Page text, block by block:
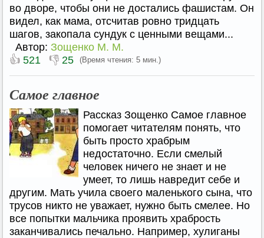
во дворе, чтобы они не достались фашистам. Он
видел, как мама, отсчитав ровно тридцать
шагов, закопала сундук с ценными вещами...
Автор: Зощенко М. М.
👍 521 👎 25 (Время чтения: 5 мин.)
Самое главное
Рассказ Зощенко Самое главное
помогает читателям понять, что
быть просто храбрым
недостаточно. Если смелый
человек ничего не знает и не
умеет, то лишь навредит себе и
другим. Мать учила своего маленького сына, что
трусов никто не уважает, нужно быть смелее. Но
все попытки мальчика проявить храбрость
заканчивались печально. Например, хулиганы